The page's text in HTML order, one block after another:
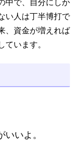
中で、自分にしか
い人は丁半博打で
、資金が増えれば
います。
いよ。